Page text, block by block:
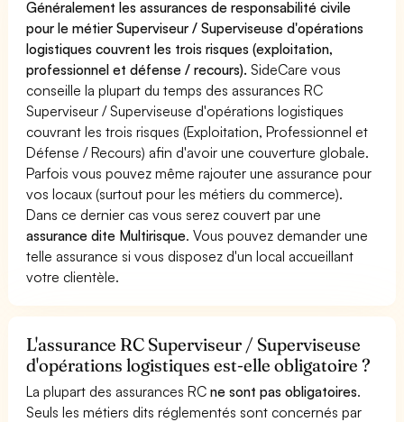
Généralement les assurances de responsabilité civile
pour le métier Superviseur / Superviseuse d'opérations
logistiques couvrent les trois risques (exploitation,
professionnel et défense / recours). SideCare vous
conseille la plupart du temps des assurances RC
Superviseur / Superviseuse d'opérations logistiques
couvrant les trois risques (Exploitation, Professionnel et
Défense / Recours) afin d'avoir une couverture globale.
Parfois vous pouvez même rajouter une assurance pour
vos locaux (surtout pour les métiers du commerce).
Dans ce dernier cas vous serez couvert par une
assurance dite Multirisque. Vous pouvez demander une
telle assurance si vous disposez d'un local accueillant
votre clientèle.
L'assurance RC Superviseur / Superviseuse
d'opérations logistiques est-elle obligatoire ?
La plupart des assurances RCne sont pas obligatoires.
Seuls les métiers dits réglementés sont concernés par